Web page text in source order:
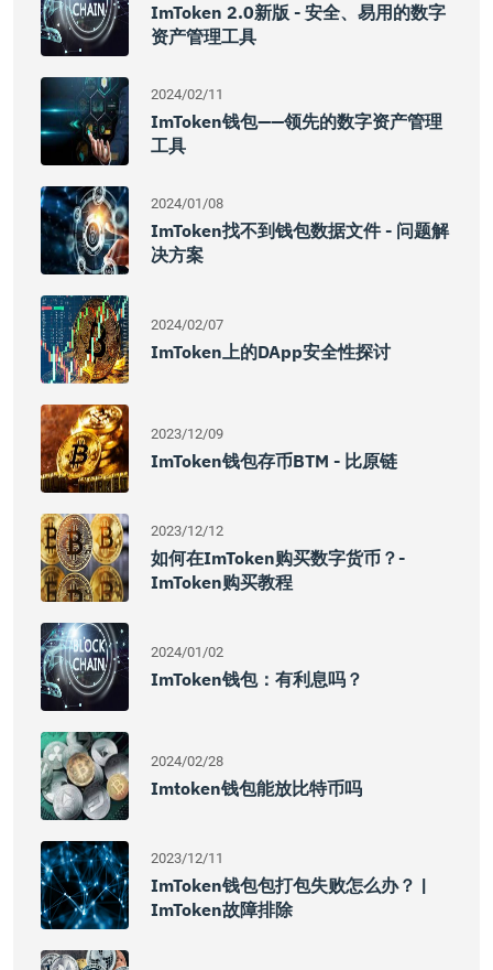
ImToken 2.0新版 - 安全、易用的数字
资产管理工具
2024/02/11
ImToken钱包——领先的数字资产管理
工具
2024/01/08
ImToken找不到钱包数据文件 - 问题解
决方案
2024/02/07
ImToken上的DApp安全性探讨
2023/12/09
ImToken钱包存币BTM - 比原链
2023/12/12
如何在imToken购买数字货币？-
ImToken购买教程
2024/01/02
ImToken钱包：有利息吗？
2024/02/28
Imtoken钱包能放比特币吗
2023/12/11
ImToken钱包包打包失败怎么办？ |
ImToken故障排除